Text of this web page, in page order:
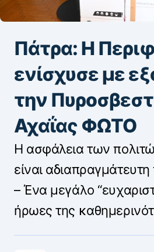
Πάτρα: Η
ενίσχυσε με
την
Αχαΐας ΦΩΤΟ
Η ασφάλεια των
είναι
– Ένα μεγάλο
ήρωες της